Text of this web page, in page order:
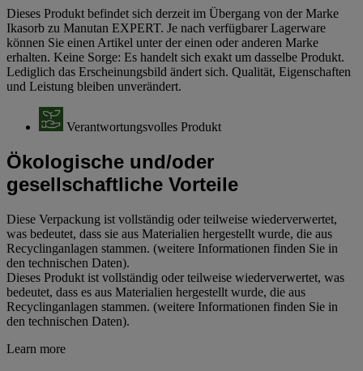
Dieses Produkt befindet sich derzeit im Übergang von der Marke
Ikasorb zu Manutan EXPERT. Je nach verfügbarer Lagerware
können Sie einen Artikel unter der einen oder anderen Marke
erhalten. Keine Sorge: Es handelt sich exakt um dasselbe Produkt.
Lediglich das Erscheinungsbild ändert sich. Qualität, Eigenschaften
und Leistung bleiben unverändert.
Verantwortungsvolles Produkt
Ökologische und/oder
gesellschaftliche Vorteile
Diese Verpackung ist vollständig oder teilweise wiederverwertet,
was bedeutet, dass sie aus Materialien hergestellt wurde, die aus
Recyclinganlagen stammen. (weitere Informationen finden Sie in
den technischen Daten).
Dieses Produkt ist vollständig oder teilweise wiederverwertet, was
bedeutet, dass es aus Materialien hergestellt wurde, die aus
Recyclinganlagen stammen. (weitere Informationen finden Sie in
den technischen Daten).
Learn more